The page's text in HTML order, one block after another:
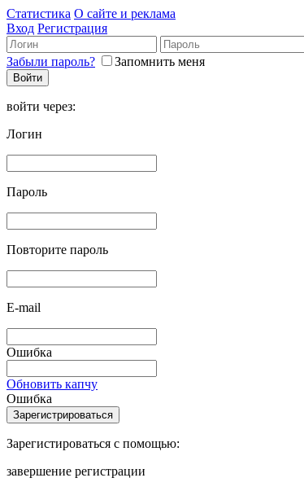
Статистика О сайте и реклама
Вход Регистрация
Забыли пароль? Запомнить меня
войти через:
Логин
Пароль
Повторите пароль
E-mail
Ошибка
Обновить капчу
Ошибка
Зарегистироваться с помощью:
завершение регистрации